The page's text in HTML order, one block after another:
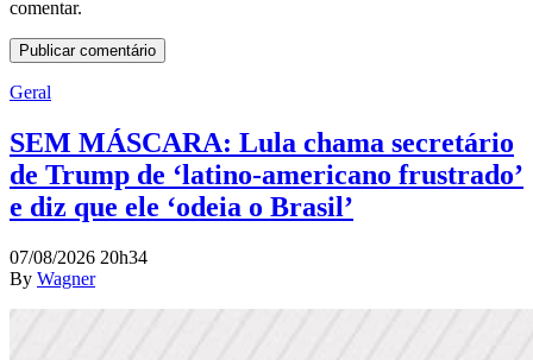
comentar.
Geral
SEM MÁSCARA: Lula chama secretário
de Trump de ‘latino-americano frustrado’
e diz que ele ‘odeia o Brasil’
07/08/2026 20h34
By Wagner